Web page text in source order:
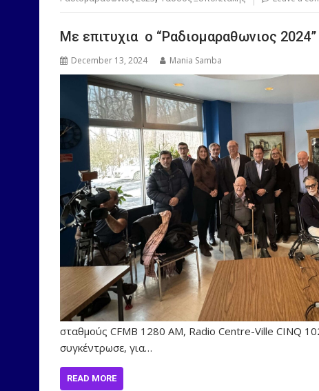
Με επιτυχια ο “Ραδιομαραθωνιος 2024”
December 13, 2024 Mania Samba
σταθμούς CFMB 1280 AM, Radio Centre-Ville CINQ
συγκέντρωσε, για…
READ MORE